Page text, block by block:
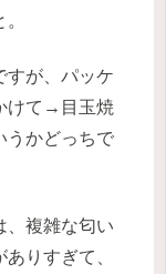
すが、パッケ
けて→目玉焼
うかどっちで
、複雑な匂い
りすぎて、